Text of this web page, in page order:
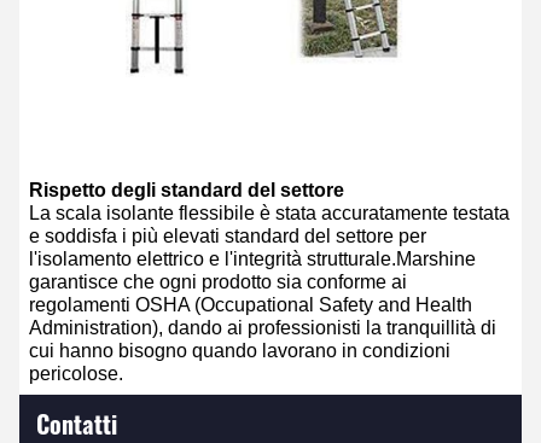
Rispetto degli standard del settore
La scala isolante flessibile è stata accuratamente testata
e soddisfa i più elevati standard del settore per
l'isolamento elettrico e l'integrità strutturale.Marshine
garantisce che ogni prodotto sia conforme ai
regolamenti OSHA (Occupational Safety and Health
Administration), dando ai professionisti la tranquillità di
cui hanno bisogno quando lavorano in condizioni
pericolose.
Contatti